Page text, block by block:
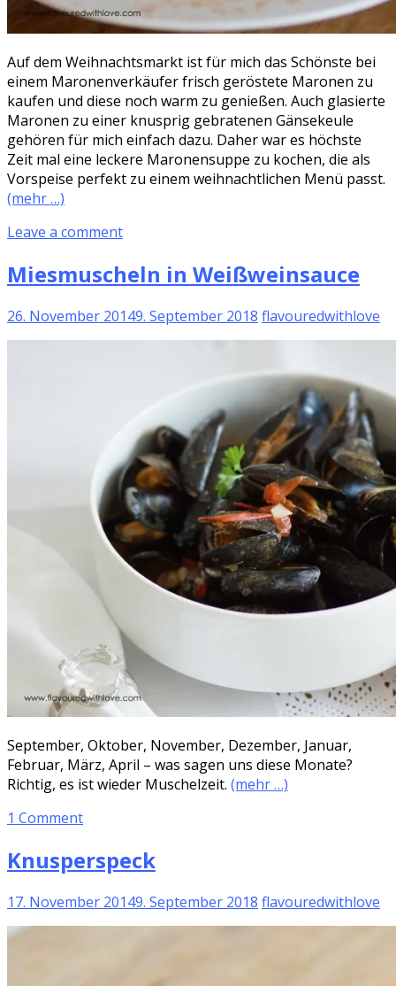
Auf dem Weihnachtsmarkt ist für mich das Schönste bei
einem Maronenverkäufer frisch geröstete Maronen zu
kaufen und diese noch warm zu genießen. Auch glasierte
Maronen zu einer knusprig gebratenen Gänsekeule
gehören für mich einfach dazu. Daher war es höchste
Zeit mal eine leckere Maronensuppe zu kochen, die als
Vorspeise perfekt zu einem weihnachtlichen Menü passt.
(mehr …)
Leave a comment
Miesmuscheln in Weißweinsauce
26. November 20149. September 2018 flavouredwithlove
September, Oktober, November, Dezember, Januar,
Februar, März, April – was sagen uns diese Monate?
Richtig, es ist wieder Muschelzeit. (mehr …)
1 Comment
Knusperspeck
17. November 20149. September 2018 flavouredwithlove